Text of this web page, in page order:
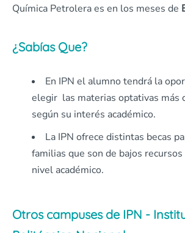
Química Petrolera es en los meses de
¿Sabías Que?
En IPN el alumno tendrá la
elegir las materias optativas más
según su interés académico.
La IPN ofrece distintas becas
familias que son de bajos
nivel académico.
Otros campuses de IPN -